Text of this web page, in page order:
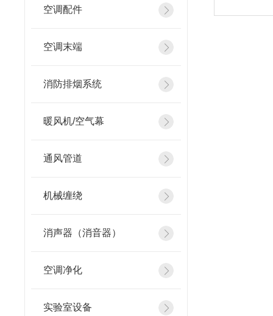
空调配件
空调末端
消防排烟系统
暖风机/空气幕
通风管道
机械缠绕
消声器（消音器）
空调净化
实验室设备